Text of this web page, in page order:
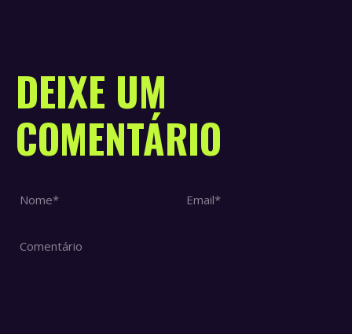
DEIXE UM
COMENTÁRIO
Comentário
Nome * Email *